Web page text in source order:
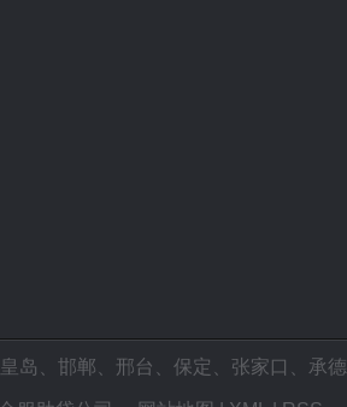
岛 邯郸 邢台 保定 张家口 承德